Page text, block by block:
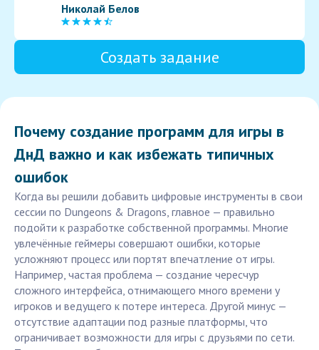
Николай Белов
Создать задание
Почему создание программ для игры в
ДнД важно и как избежать типичных
ошибок
Когда вы решили добавить цифровые инструменты в свои
сессии по Dungeons & Dragons, главное — правильно
подойти к разработке собственной программы. Многие
увлечённые геймеры совершают ошибки, которые
усложняют процесс или портят впечатление от игры.
Например, частая проблема — создание чересчур
сложного интерфейса, отнимающего много времени у
игроков и ведущего к потере интереса. Другой минус —
отсутствие адаптации под разные платформы, что
ограничивает возможности для игры с друзьями по сети.